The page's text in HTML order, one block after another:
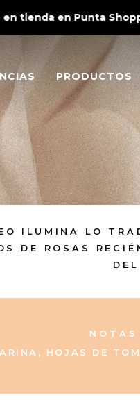
en Punta
PRODUCTOS
ILUMINA LO
DE ROSAS
HOJAS DE